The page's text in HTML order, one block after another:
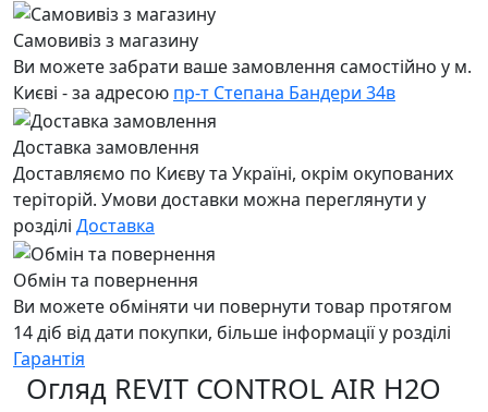
Самовивіз з магазину
Ви можете забрати ваше замовлення самостійно у м.
Києві - за адресою пр-т Степана Бандери 34в
Доставка замовлення
Доставляємо по Києву та Україні, окрім окупованих
теріторій. Умови доставки можна переглянути у
розділі Доставка
Обмін та повернення
Ви можете обміняти чи повернути товар протягом
14 діб від дати покупки, більше інформації у розділі
Гарантія
Огляд REVIT CONTROL AIR H2O